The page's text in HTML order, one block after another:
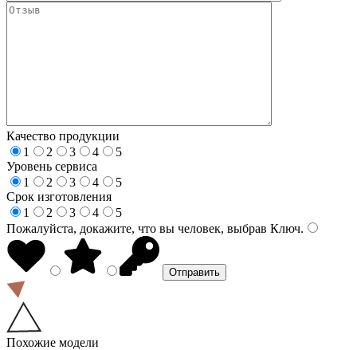
Качество продукции
1
2 3 4
5
Уровень сервиса
1
2 3 4
5
Срок изготовления
1
2 3 4
5
Пожалуйста, докажите, что вы человек, выбрав Ключ.
Похожие модели